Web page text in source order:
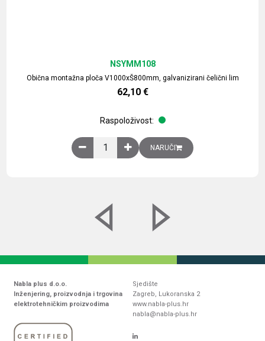
Obična montažna ploča V1000xŠ800mm, galvanizirani čelični lim
NSYMM108
62,10 €
Raspoloživost:
Obična montažna ploča V1000xŠ800mm,
NARUČI
Nabla plus d.o.o.
Inženjering, proizvodnja i trgovina
elektrotehničkim proizvodima
Sjedište
Zagreb, Lukoranska 2
www.nabla-plus.hr
nabla@nabla-plus.hr